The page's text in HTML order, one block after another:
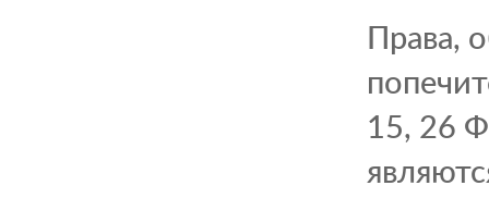
Права,
15, 26